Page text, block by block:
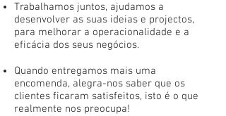
Trabalhamos juntos, ajudamos a
desenvolver as suas ideias e projectos,
para melhorar a operacionalidade e a
eficácia dos seus negócios.
Quando entregamos mais uma
encomenda, alegra-nos saber que os
clientes ficaram satisfeitos, isto é o que
realmente nos preocupa!